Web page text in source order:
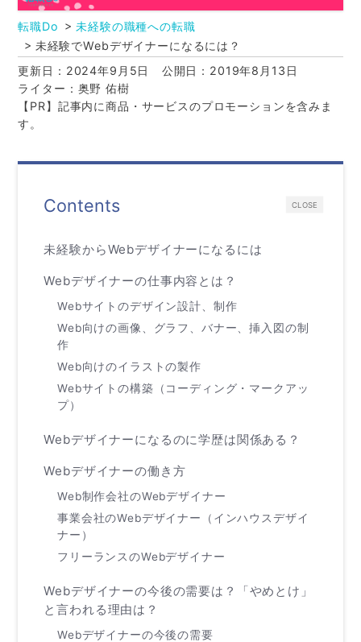
転職Do
未経験の職種への転職
未経験でWebデザイナーになるには？
更新日：2024年9月5日
公開日：2019年8月13日
ライター：奥野 佑樹
【PR】記事内に商品・サービスのプロモーションを含みま
す。
CLOSE
Contents
未経験からWebデザイナーになるには
Webデザイナーの仕事内容とは？
Webサイトのデザイン設計、制作
Web向けの画像、グラフ、バナー、挿入図の制
作
Web向けのイラストの製作
Webサイトの構築（コーディング・マークアッ
プ）
Webデザイナーになるのに学歴は関係ある？
Webデザイナーの働き方
Web制作会社のWebデザイナー
事業会社のWebデザイナー（インハウスデザイ
ナー）
フリーランスのWebデザイナー
Webデザイナーの今後の需要は？「やめとけ」
と言われる理由は？
Webデザイナーの今後の需要